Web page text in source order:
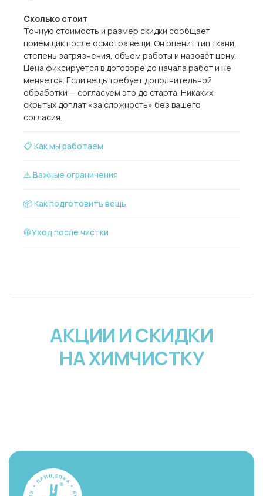
Сколько стоит
Точную стоимость и размер скидки сообщает
приёмщик после осмотра вещи. Он оценит тип ткани,
степень загрязнения, объём работы и назовёт цену.
Цена фиксируется в договоре до начала работ и не
меняется. Если вещь требует дополнительной
обработки — согласуем это до старта. Никаких
скрытых доплат «за сложность» без вашего
согласия.
📋 Как мы работаем
⚠️ Важные ограничения
📦 Как подготовить вещь
🥼Уход после чистки
АКЦИИ И СКИДКИ
НА ХИМЧИСТКУ